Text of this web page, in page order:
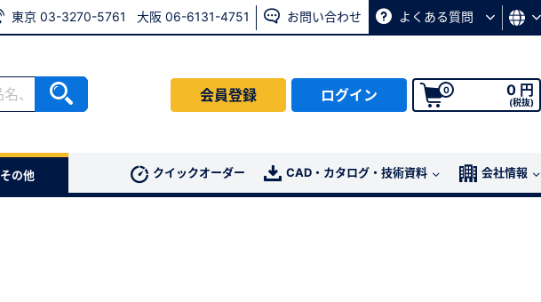
東京 03-3270-5761 大阪 06-6131-4751 お問い合わせ よくある質問
会員登録 ログイン 0 0 円
(税抜)
その他 クイックオーダー CAD・カタログ・技術資料 会社情報
会員の方はこちら